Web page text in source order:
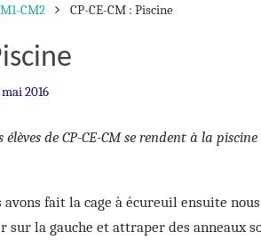
CM2 CP-CE-CM : Piscine
mai 2016
de CP-CE-CM se rendent à la
avons fait la cage à écureuil ensuite
sur la gauche et attraper des anneaux